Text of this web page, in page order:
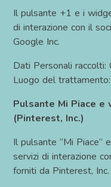
Il pulsante +1 e i
di interazione con il
Google Inc.
Dati Personali raccolti:
Luogo del
Pulsante Mi Piace
(Pinterest, Inc.)
Il pulsante “Mi Piace”
servizi di interazione
forniti da Pinterest, Inc.